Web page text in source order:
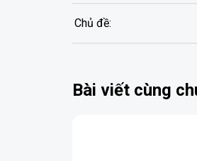
Chủ đề:
Bài viết cùng